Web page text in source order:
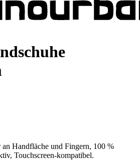
Handfläche und Fingern, 100 %
Touchscreen-kompatibel.